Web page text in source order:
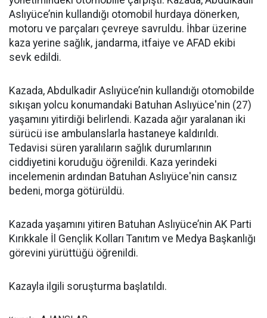
Aslıyüce’nin kullandığı otomobil hurdaya dönerken,
motoru ve parçaları çevreye savruldu. İhbar üzerine
kaza yerine sağlık, jandarma, itfaiye ve AFAD ekibi
sevk edildi.
Kazada, Abdulkadir Aslıyüce’nin kullandığı otomobilde
sıkışan yolcu konumandaki Batuhan Aslıyüce'nin (27)
yaşamını yitirdiği belirlendi. Kazada ağır yaralanan iki
sürücü ise ambulanslarla hastaneye kaldırıldı.
Tedavisi süren yaralıların sağlık durumlarının
ciddiyetini koruduğu öğrenildi. Kaza yerindeki
incelemenin ardından Batuhan Aslıyüce'nin cansız
bedeni, morga götürüldü.
Kazada yaşamını yitiren Batuhan Aslıyüce’nin AK Parti
Kırıkkale İl Gençlik Kolları Tanıtım ve Medya Başkanlığı
görevini yürüttüğü öğrenildi.
Kazayla ilgili soruşturma başlatıldı.